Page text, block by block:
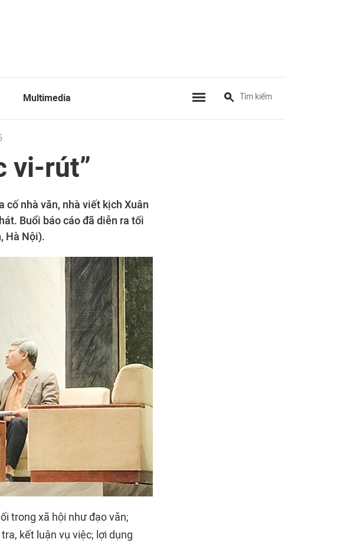
Multimedia
vi-rút”
cố nhà văn, nhà viết kịch Xuân
Buổi báo cáo đã diễn ra tối
Hà Nội).
trong xã hội như đạo văn;
kết luận vụ việc; lợi dụng